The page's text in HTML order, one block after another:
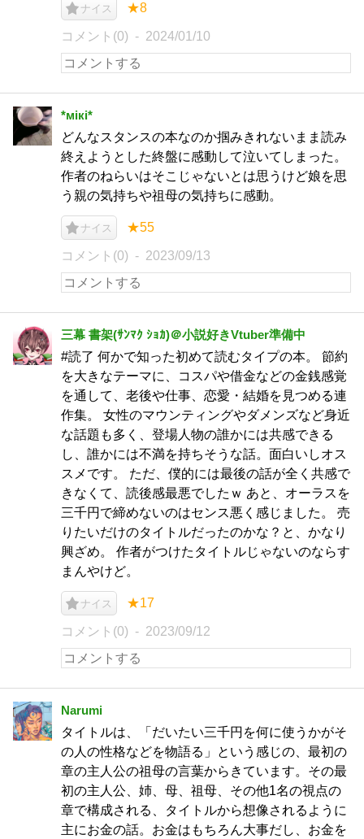
ナイス ★8
コメント(0) 2024/01/10
*мiкi*
どんなスタンスの本なのか掴みきれないまま読み
終えようとした終盤に感動して泣いてしまった。
作者のねらいはそこじゃないとは思うけど娘を思
う親の気持ちや祖母の気持ちに感動。
ナイス ★55
コメント(0) 2023/09/13
三幕 書架(ｻﾝﾏｸ ｼｮｶ)＠小説好きVtuber準備中
#読了 何かで知った初めて読むタイプの本。 節約
を大きなテーマに、コスパや借金などの金銭感覚
を通して、老後や仕事、恋愛・結婚を見つめる連
作集。 女性のマウンティングやダメンズなど身近
な話題も多く、登場人物の誰かには共感できる
し、誰かには不満を持ちそうな話。面白いしオス
スメです。 ただ、僕的には最後の話が全く共感で
きなくて、読後感最悪でしたｗ あと、オーラスを
三千円で締めないのはセンス悪く感じました。 売
りたいだけのタイトルだったのかな？と、かなり
興ざめ。 作者がつけたタイトルじゃないのならす
まんやけど。
ナイス ★17
コメント(0) 2023/09/12
Narumi
タイトルは、「だいたい三千円を何に使うかがそ
の人の性格などを物語る」という感じの、最初の
章の主人公の祖母の言葉からきています。その最
初の主人公、姉、母、祖母、その他1名の視点の
章で構成される、タイトルから想像されるように
主にお金の話。お金はもちろん大事だし、お金を